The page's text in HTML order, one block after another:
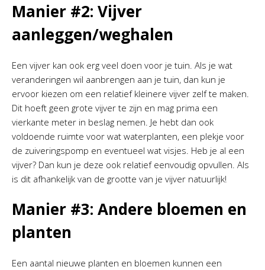
Manier #2: Vijver
aanleggen/weghalen
Een vijver kan ook erg veel doen voor je tuin. Als je wat
veranderingen wil aanbrengen aan je tuin, dan kun je
ervoor kiezen om een relatief kleinere vijver zelf te maken.
Dit hoeft geen grote vijver te zijn en mag prima een
vierkante meter in beslag nemen. Je hebt dan ook
voldoende ruimte voor wat waterplanten, een plekje voor
de zuiveringspomp en eventueel wat visjes. Heb je al een
vijver? Dan kun je deze ook relatief eenvoudig opvullen. Als
is dit afhankelijk van de grootte van je vijver natuurlijk!
Manier #3: Andere bloemen en
planten
Een aantal nieuwe planten en bloemen kunnen een